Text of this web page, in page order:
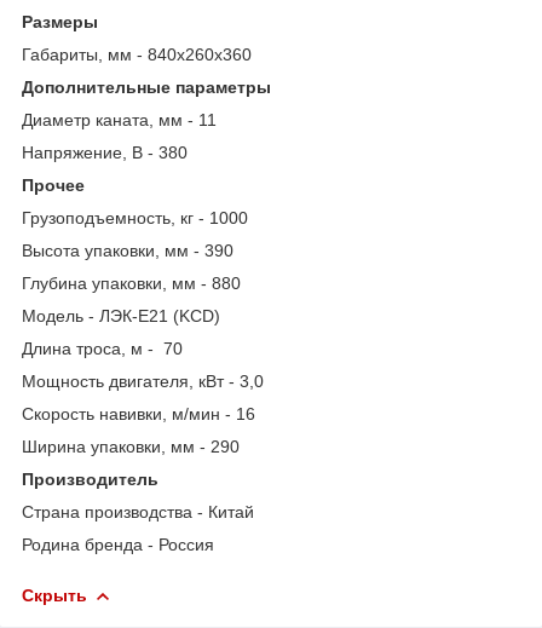
Размеры
Габариты, мм - 840х260х360
Дополнительные параметры
Диаметр каната, мм - 11
Напряжение, В - 380
Прочее
Грузоподъемность, кг - 1000
Высота упаковки, мм - 390
Глубина упаковки, мм - 880
Модель - ЛЭК-E21 (KCD)
Длина троса, м - 70
Мощность двигателя, кВт - 3,0
Скорость навивки, м/мин - 16
Ширина упаковки, мм - 290
Производитель
Страна производства - Китай
Родина бренда - Россия
Скрыть